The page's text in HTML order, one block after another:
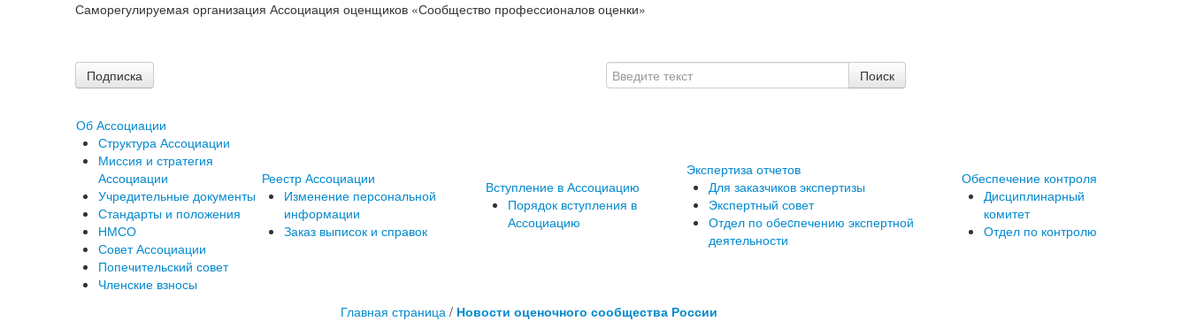
Саморегулируемая организация Ассоциация оценщиков «Сообщество профессионалов оценки»
Подписка
Об Ассоциации
Структура Ассоциации
Миссия и стратегия
Ассоциации
Учредительные документы
Стандарты и положения
НМСО
Совет Ассоциации
Попечительский совет
Членские взносы
Реестр Ассоциации
Изменение персональной
информации
Заказ выписок и справок
Вступление в Ассоциацию
Порядок вступления в
Ассоциацию
Экспертиза отчетов
Для заказчиков экспертизы
Экспертный совет
Отдел по обеcпечению экспертной
деятельности
Обеспечение контроля
Дисциплинарный
комитет
Отдел по контролю
Главная страница / Новости оценочного сообщества России